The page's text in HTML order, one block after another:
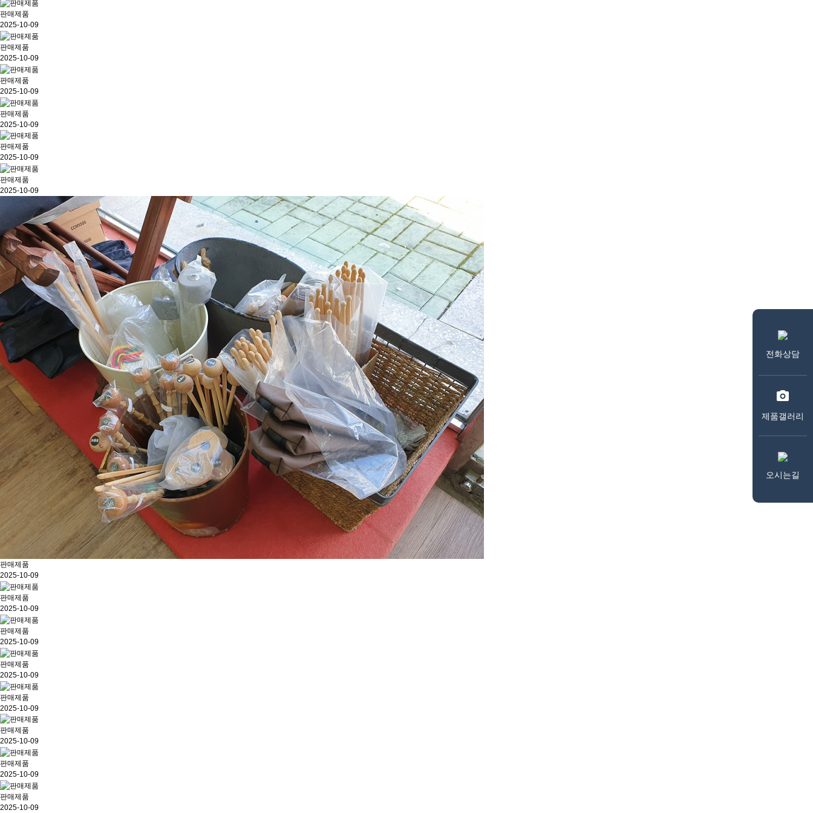
판매제품
2025-10-09
판매제품
2025-10-09
판매제품
2025-10-09
판매제품
2025-10-09
판매제품
2025-10-09
판매제품
2025-10-09
판매제품
2025-10-09
판매제품
2025-10-09
판매제품
2025-10-09
판매제품
2025-10-09
판매제품
2025-10-09
판매제품
2025-10-09
판매제품
2025-10-09
판매제품
2025-10-09
전화상담
제품갤러리
오시는길